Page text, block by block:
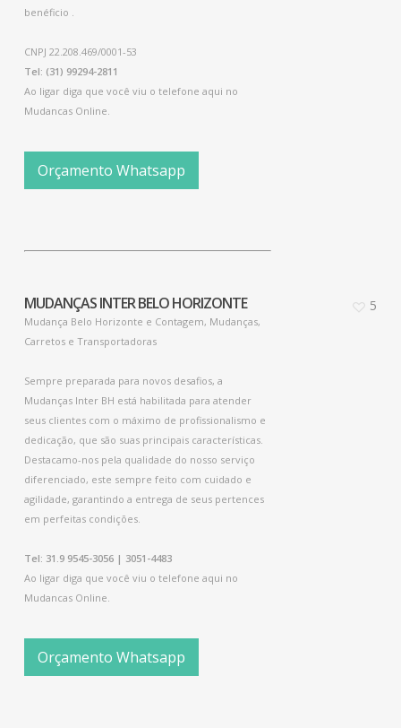
benéficio .
CNPJ 22.208.469/0001-53
Tel: (31) 99294-2811
Ao ligar diga que você viu o telefone aqui no
Mudancas Online.
Orçamento Whatsapp
MUDANÇAS INTER BELO HORIZONTE
Mudança Belo Horizonte e Contagem, Mudanças,
Carretos e Transportadoras
Sempre preparada para novos desafios, a
Mudanças Inter BH está habilitada para atender
seus clientes com o máximo de profissionalismo e
dedicação, que são suas principais características.
Destacamo-nos pela qualidade do nosso serviço
diferenciado, este sempre feito com cuidado e
agilidade, garantindo a entrega de seus pertences
em perfeitas condições.
Tel: 31.9 9545-3056 | 3051-4483
Ao ligar diga que você viu o telefone aqui no
Mudancas Online.
Orçamento Whatsapp
5